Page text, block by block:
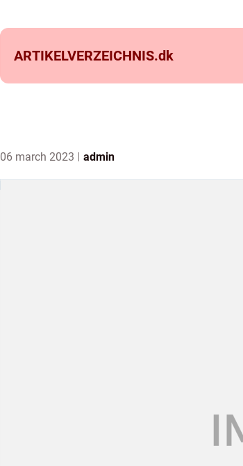
ARTIKELVERZEICHNIS.dk
06 march 2023 admin